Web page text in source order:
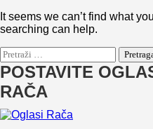
It seems we can’t find what
searching can help.
Pretraga:
POSTAVITE
RAČA